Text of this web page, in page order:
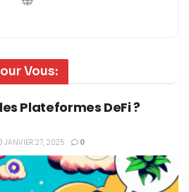
Vous:
Plateformes DeFi ?
JANVIER 27, 2025 0